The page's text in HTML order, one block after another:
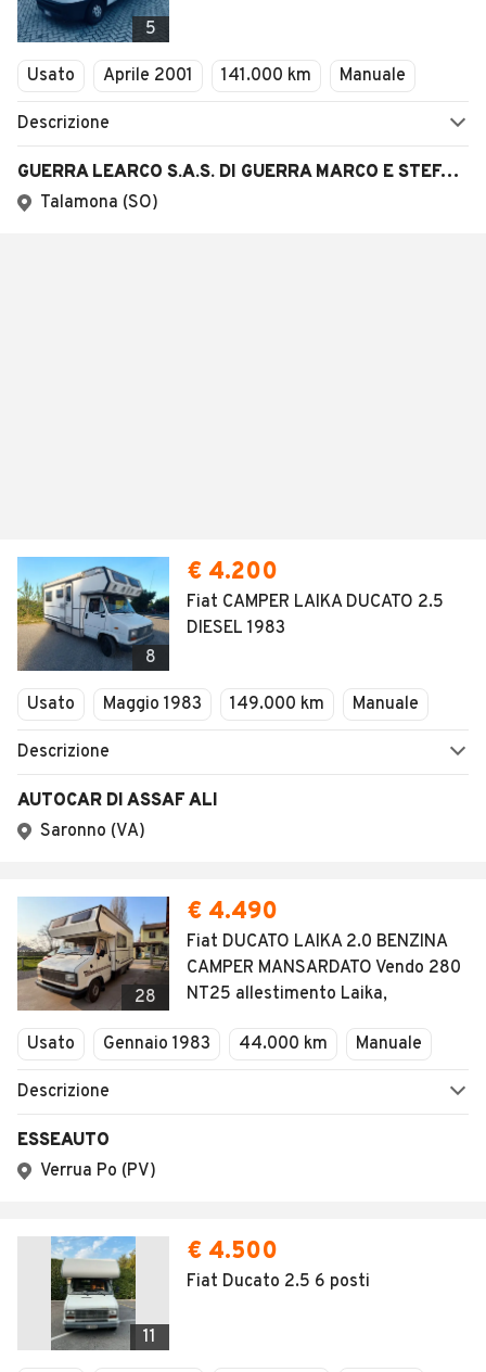
5
Usato Aprile 2001 141.000 km Manuale
Descrizione
GUERRA LEARCO S.A.S. DI GUERRA MARCO E STEFANO & C.
Talamona (SO)
8
€ 4.200
Fiat CAMPER LAIKA DUCATO 2.5
DIESEL 1983
Usato Maggio 1983 149.000 km Manuale
Descrizione
AUTOCAR DI ASSAF ALI
Saronno (VA)
28
€ 4.490
Fiat DUCATO LAIKA 2.0 BENZINA
CAMPER MANSARDATO Vendo 280
NT25 allestimento Laika,
Usato Gennaio 1983 44.000 km Manuale
Descrizione
ESSEAUTO
Verrua Po (PV)
11
€ 4.500
Fiat Ducato 2.5 6 posti